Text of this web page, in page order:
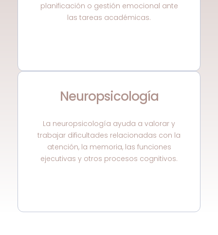
planificación o gestión emocional ante
las tareas académicas.
Neuropsicología
La neuropsicología ayuda a valorar y
trabajar dificultades relacionadas con la
atención, la memoria, las funciones
ejecutivas y otros procesos cognitivos.